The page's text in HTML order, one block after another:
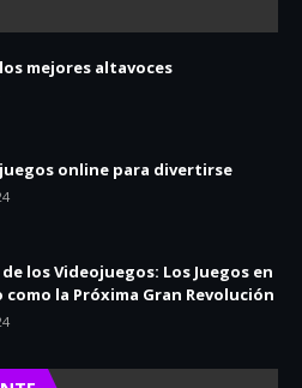
mejores altavoces
online para divertirse
los Videojuegos: Los Juegos en
como la Próxima Gran Revolución